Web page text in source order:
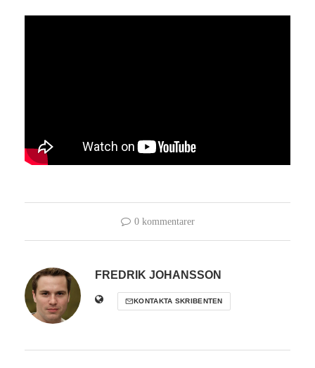
0 kommentarer
FREDRIK JOHANSSON
KONTAKTA SKRIBENTEN